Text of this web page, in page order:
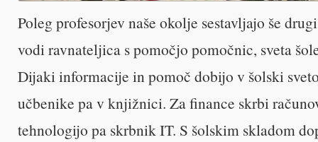
Poleg profesorjev naše okolje sestavljajo še
vodi ravnateljica s pomočjo pomočnic, sveta
Dijaki informacije in pomoč dobijo v šolski
učbenike pa v knjižnici. Za finance skrbi
tehnologijo pa skrbnik IT. S šolskim skladom